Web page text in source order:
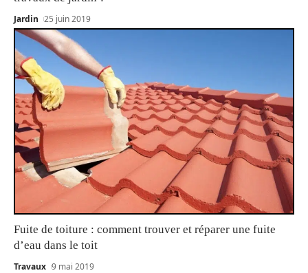
Jardin 25 juin 2019
Fuite de toiture : comment trouver et réparer une fuite
d’eau dans le toit
Travaux 9 mai 2019